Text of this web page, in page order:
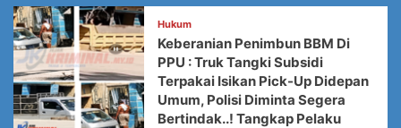
Hukum
Keberanian Penimbun BBM Di
PPU : Truk Tangki Subsidi
Terpakai Isikan Pick-Up Didepan
Umum, Polisi Diminta Segera
Bertindak..! Tangkap Pelaku